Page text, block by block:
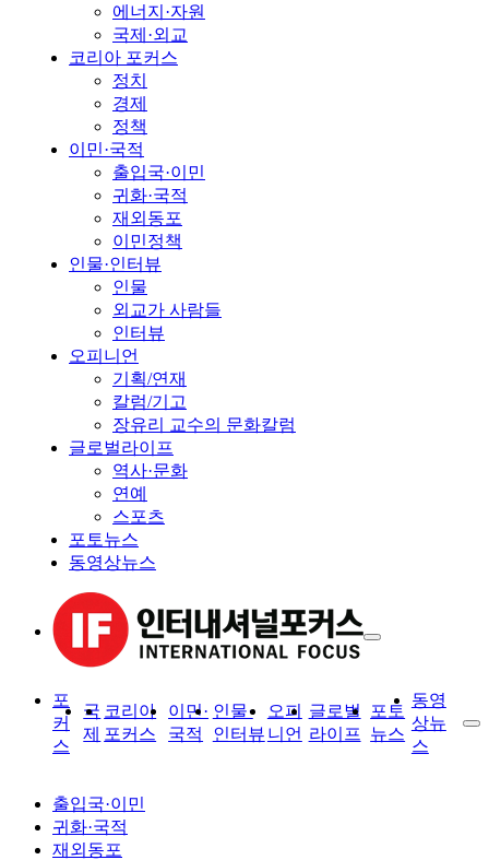
에너지·자원
국제·외교
코리아 포커스
정치
경제
정책
이민·국적
출입국·이민
귀화·국적
재외동포
이민정책
인물·인터뷰
인물
외교가 사람들
인터뷰
오피니언
기획/연재
칼럼/기고
장유리 교수의 문화칼럼
글로벌라이프
역사·문화
연예
스포츠
포토뉴스
동영상뉴스
포
커
스
국
제
코리아
포커스
이민·
국적
인물·
인터뷰
오피
니언
글로벌
라이프
포토
뉴스
동영
상뉴
스
출입국·이민
귀화·국적
재외동포